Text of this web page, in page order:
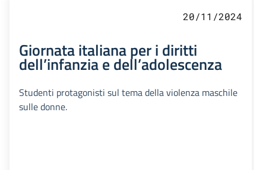
20/11/2024
Giornata italiana per i diritti
dell’infanzia e dell’adolescenza
Studenti protagonisti sul tema della violenza maschile
sulle donne.